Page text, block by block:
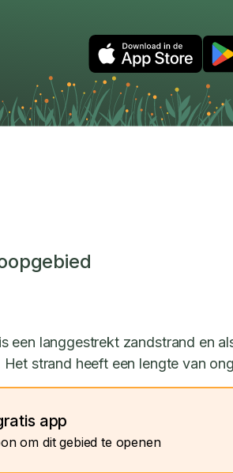
een langgestrekt zandstrand en
strand heeft een lengte van
app
om dit gebied te openen